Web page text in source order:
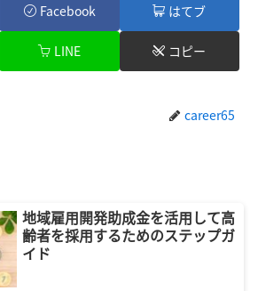
Facebook はてブ
LINE コピー
career65
地域雇用開発助成金を活用して高
齢者を採用するためのステップガ
イド